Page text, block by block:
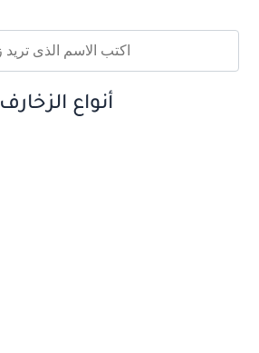
أنواع الزخارف